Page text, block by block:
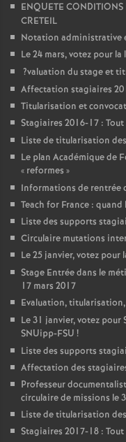
ENQUETE CONDITIONS
CRETEIL
Notation administrative
Le 24 mars, votez pour la
?valuation du stage et
Affectation stagiaires
Titularisation et
Stagiaires 2016-17 :
Liste de titularisation
Le plan Académique de
« reformes »
Informations de rentrée
Teach for France :
Liste des supports
Circulaire mutations
Le 25 janvier, votez pour
Stage Entrée dans le
17 mars 2017
Evaluation,
Le 31 janvier, votez pour
SNUipp-FSU !
Liste des supports
Affectation des
Professeur
circulaire de missions le
Liste de titularisation
Stagiaires 2017-18 :